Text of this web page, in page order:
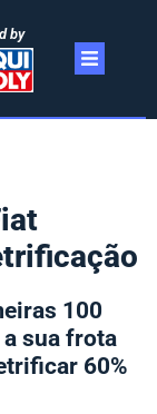
by
100
sua frota
60%